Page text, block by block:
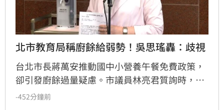
北市教育局稱廚餘給弱勢！吳思瑤轟：歧視
台北市長蔣萬安推動國中小營養午餐免費政策，
卻引發廚餘過量疑慮。市議員林亮君質詢時，教
育局長湯志民拋出將剩餘廚餘與剩食送交「食物
-452分鐘前